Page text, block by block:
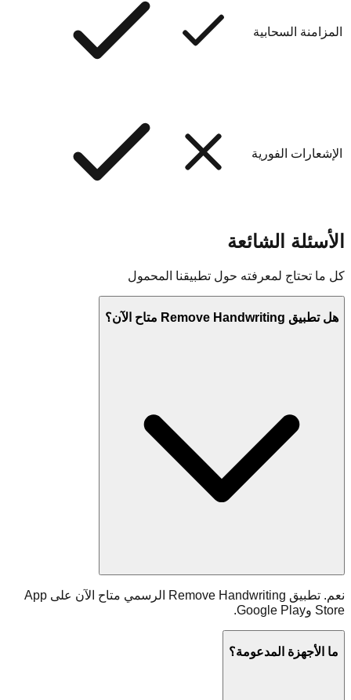
المزامنة السحابية
الإشعارات الفورية
الأسئلة الشائعة
كل ما تحتاج لمعرفته حول تطبيقنا المحمول
هل تطبيق Remove Handwriting متاح الآن؟
نعم. تطبيق Remove Handwriting الرسمي متاح الآن على App
Store وGoogle Play.
ما الأجهزة المدعومة؟